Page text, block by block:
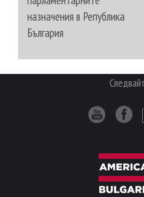
назначения в Република
България